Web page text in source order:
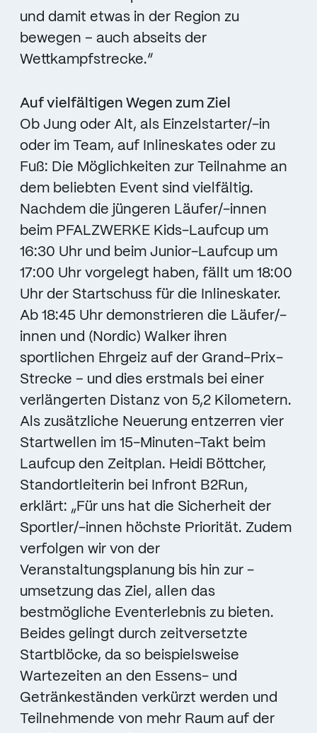
und damit etwas in der Region zu
bewegen – auch abseits der
Wettkampfstrecke.“
Auf vielfältigen Wegen zum Ziel
Ob Jung oder Alt, als Einzelstarter/-in
oder im Team, auf Inlineskates oder zu
Fuß: Die Möglichkeiten zur Teilnahme an
dem beliebten Event sind vielfältig.
Nachdem die jüngeren Läufer/-innen
beim PFALZWERKE Kids-Laufcup um
16:30 Uhr und beim Junior-Laufcup um
17:00 Uhr vorgelegt haben, fällt um 18:00
Uhr der Startschuss für die Inlineskater.
Ab 18:45 Uhr demonstrieren die Läufer/-
innen und (Nordic) Walker ihren
sportlichen Ehrgeiz auf der Grand-Prix-
Strecke – und dies erstmals bei einer
verlängerten Distanz von 5,2 Kilometern.
Als zusätzliche Neuerung entzerren vier
Startwellen im 15-Minuten-Takt beim
Laufcup den Zeitplan. Heidi Böttcher,
Standortleiterin bei Infront B2Run,
erklärt: „Für uns hat die Sicherheit der
Sportler/-innen höchste Priorität. Zudem
verfolgen wir von der
Veranstaltungsplanung bis hin zur -
umsetzung das Ziel, allen das
bestmögliche Eventerlebnis zu bieten.
Beides gelingt durch zeitversetzte
Startblöcke, da so beispielsweise
Wartezeiten an den Essens- und
Getränkeständen verkürzt werden und
Teilnehmende von mehr Raum auf der